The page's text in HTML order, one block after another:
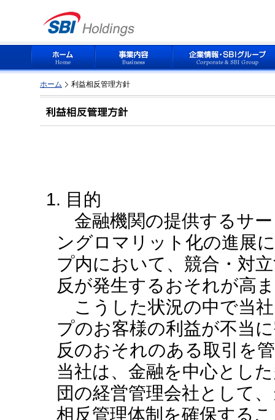
ホーム 利益相反管理方針
1. 目的
金融機関の提供するサ
ングロマリット化の進展
プ内において、競合・対
反が発生するおそれが高
こうした状況の中で当
プのお客様の利益が不当
反のおそれのある取引を
当社は、金融を中心とし
団の経営管理会社として
相反管理体制を確保する